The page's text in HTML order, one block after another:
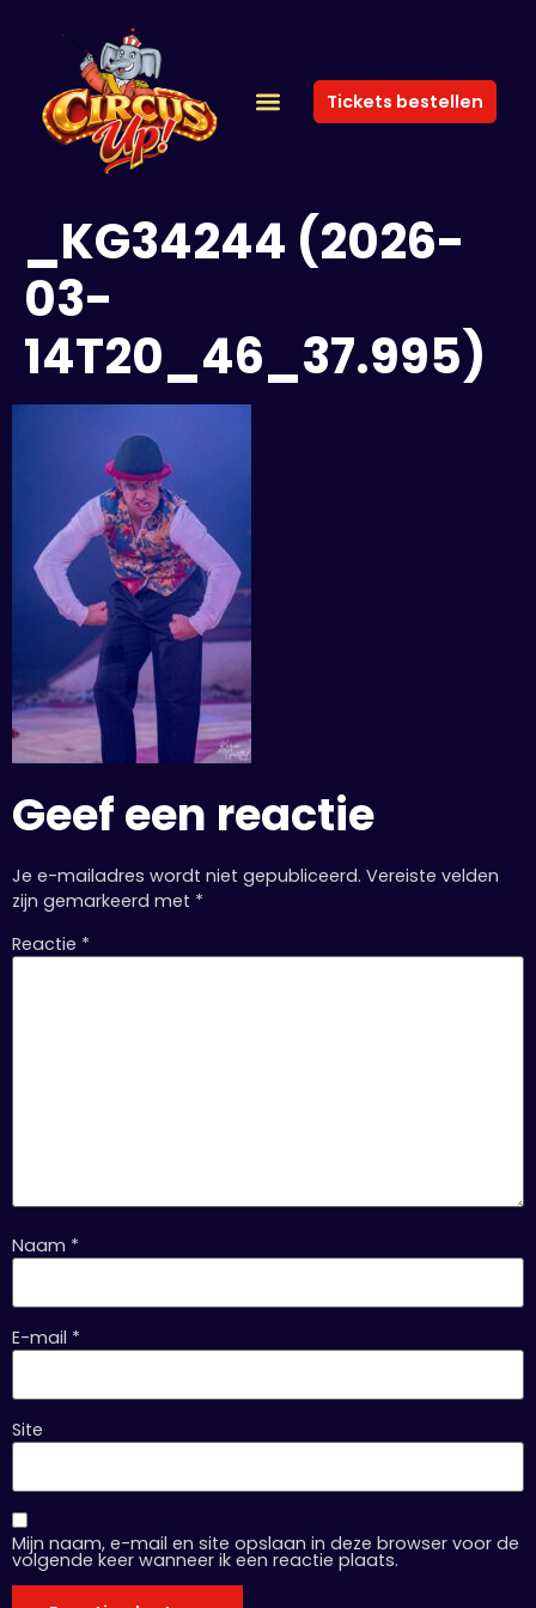
Tickets bestellen
_KG34244 (2026-
03-
14T20_46_37.995)
Geef een reactie
Je e-mailadres wordt niet gepubliceerd. Vereiste velden
zijn gemarkeerd met *
Reactie *
Naam *
E-mail *
Site
Mijn naam, e-mail en site opslaan in deze browser voor de
volgende keer wanneer ik een reactie plaats.